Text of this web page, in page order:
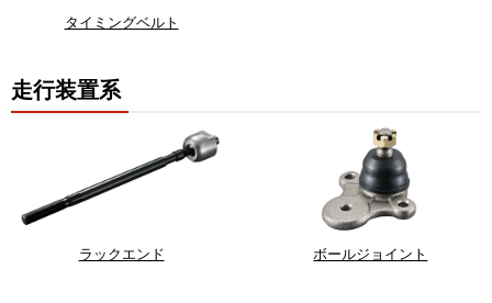
タイミングベルト
走行装置系
ラックエンド ボールジョイント